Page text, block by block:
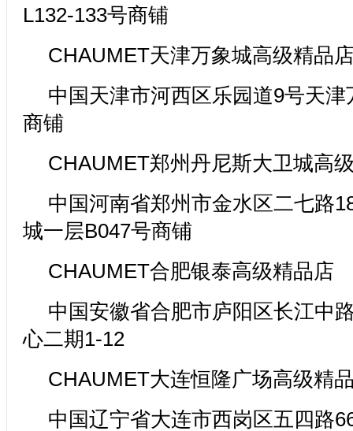
L132-133号商铺
CHAUMET天津万象城高级精品
中国天津市河西区乐园道9号天津
商铺
CHAUMET郑州丹尼斯大卫城高
中国河南省郑州市金水区二七路
城一层B047号商铺
CHAUMET合肥银泰高级精品店
中国安徽省合肥市庐阳区长江中
心二期1-12
CHAUMET大连恒隆广场高级精
中国辽宁省大连市西岗区五四路